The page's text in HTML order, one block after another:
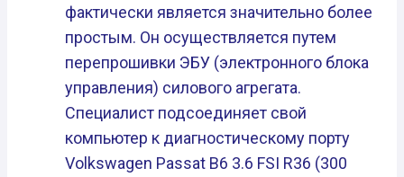
фактически является значительно более
простым. Он осуществляется путем
перепрошивки ЭБУ (электронного блока
управления) силового агрегата.
Специалист подсоединяет свой
компьютер к диагностическому порту
Volkswagen Passat B6 3.6 FSI R36 (300